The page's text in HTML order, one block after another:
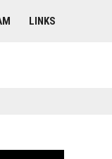
LINKS